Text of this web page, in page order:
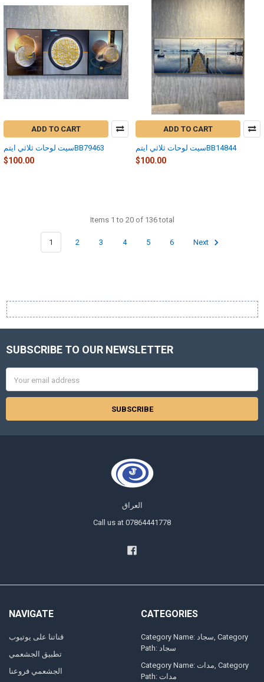
ADD TO CART
سيت لوحات ثلاثي ايتمBB79463
$100.00
ADD TO CART
سيت لوحات ثلاثي ايتمBB14844
$100.00
Items 1 to 20 of 136 total
1 2 3 4 5 6 Next
Footer
SUBSCRIBE TO OUR NEWSLETTER
Address
العراق
Call us at 07864441778
NAVIGATE
قناتنا على يوتيوب
تطبيق الجشعمي
الجشعمي فروعنا
CATEGORIES
Category Name: سجاد, Category
Path: سجاد
Category Name: مدات, Category
Path: مدات